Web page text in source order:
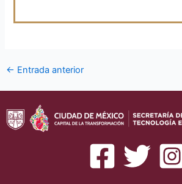
Navegación
← Entrada anterior